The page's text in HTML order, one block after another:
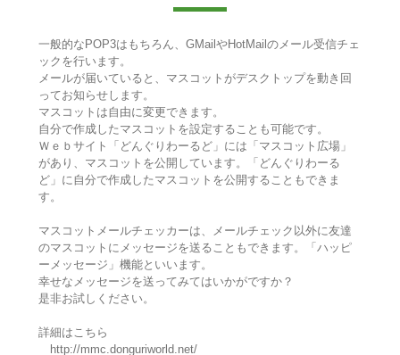
一般的なPOP3はもちろん、GMailやHotMailのメール受信チェ
ックを行います。
メールが届いていると、マスコットがデスクトップを動き回
ってお知らせします。
マスコットは自由に変更できます。
自分で作成したマスコットを設定することも可能です。
Ｗｅｂサイト「どんぐりわーるど」には「マスコット広場」
があり、マスコットを公開しています。「どんぐりわーる
ど」に自分で作成したマスコットを公開することもできま
す。
マスコットメールチェッカーは、メールチェック以外に友達
のマスコットにメッセージを送ることもできます。「ハッピ
ーメッセージ」機能といいます。
幸せなメッセージを送ってみてはいかがですか？
是非お試しください。
詳細はこちら
http://mmc.donguriworld.net/